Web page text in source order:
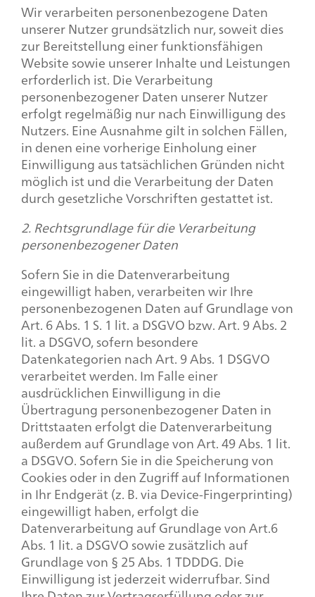
Wir verarbeiten personenbezogene Daten
unserer Nutzer grundsätzlich nur, soweit dies
zur Bereitstellung einer funktionsfähigen
Website sowie unserer Inhalte und Leistungen
erforderlich ist. Die Verarbeitung
personenbezogener Daten unserer Nutzer
erfolgt regelmäßig nur nach Einwilligung des
Nutzers. Eine Ausnahme gilt in solchen Fällen,
in denen eine vorherige Einholung einer
Einwilligung aus tatsächlichen Gründen nicht
möglich ist und die Verarbeitung der Daten
durch gesetzliche Vorschriften gestattet ist.
2. Rechtsgrundlage für die Verarbeitung
personenbezogener Daten
Sofern Sie in die Datenverarbeitung
eingewilligt haben, verarbeiten wir Ihre
personenbezogenen Daten auf Grundlage von
Art. 6 Abs. 1 S. 1 lit. a DSGVO bzw. Art. 9 Abs. 2
lit. a DSGVO, sofern besondere
Datenkategorien nach Art. 9 Abs. 1 DSGVO
verarbeitet werden. Im Falle einer
ausdrücklichen Einwilligung in die
Übertragung personenbezogener Daten in
Drittstaaten erfolgt die Datenverarbeitung
außerdem auf Grundlage von Art. 49 Abs. 1 lit.
a DSGVO. Sofern Sie in die Speicherung von
Cookies oder in den Zugriff auf Informationen
in Ihr Endgerät (z. B. via Device-Fingerprinting)
eingewilligt haben, erfolgt die
Datenverarbeitung auf Grundlage von Art.6
Abs. 1 lit. a DSGVO sowie zusätzlich auf
Grundlage von § 25 Abs. 1 TDDDG. Die
Einwilligung ist jederzeit widerrufbar. Sind